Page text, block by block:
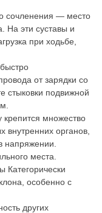
сочленения — место
На эти суставы и
при ходьбе,
от зарядки со
стыковки подвижной
множество
внутренних органов,
напряжении.
места.
Категорически
особенно с
других